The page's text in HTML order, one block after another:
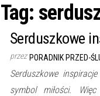
Tag:
Serduszkowe
przez PORADNIK PRZED-
Serduszkowe
symbol miłości.